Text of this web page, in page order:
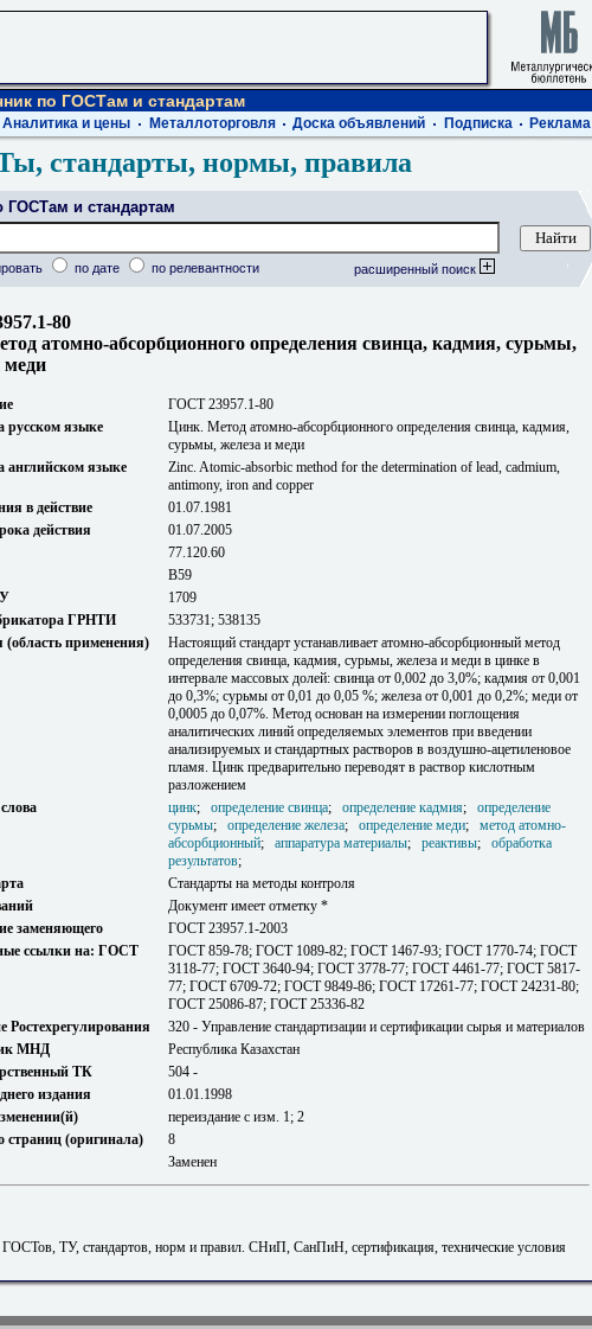
по ГОСТам и стандартам
Аналитика и цены Металлоторговля Доска объявлений Подписка Реклама
стандарты, нормы, правила
ГОСТам и стандартам
по дате по релевантности расширенный поиск
80
атомно-абсорбционного определения свинца, кадмия, сурьмы,
меди
ГОСТ 23957.1-80
русском языке
Цинк. Метод атомно-абсорбционного определения свинца, кадмия,
сурьмы, железа и меди
английском языке
Zinc. Atomic-absorbic method for the determination of lead, cadmium,
antimony, iron and copper
в действие
01.07.1981
действия
01.07.2005
77.120.60
В59
1709
ГРНТИ
533731; 538135
применения)
Настоящий стандарт устанавливает атомно-абсорбционный метод
определения свинца, кадмия, сурьмы, железа и меди в цинке в
интервале массовых долей: свинца от 0,002 до 3,0%; кадмия от 0,001
до 0,3%; сурьмы от 0,01 до 0,05 %; железа от 0,001 до 0,2%; меди от
0,0005 до 0,07%. Метод основан на измерении поглощения
аналитических линий определяемых элементов при введении
анализируемых и стандартных растворов в воздушно-ацетиленовое
пламя. Цинк предварительно переводят в раствор кислотным
разложением
цинк; определение свинца; определение кадмия; определение
сурьмы; определение железа; определение меди; метод атомно-
абсорбционный; аппаратура материалы; реактивы; обработка
результатов;
Стандарты на методы контроля
Документ имеет отметку *
заменяющего
ГОСТ 23957.1-2003
ссылки на: ГОСТ
ГОСТ 859-78; ГОСТ 1089-82; ГОСТ 1467-93; ГОСТ 1770-74; ГОСТ
3118-77; ГОСТ 3640-94; ГОСТ 3778-77; ГОСТ 4461-77; ГОСТ 5817-
77; ГОСТ 6709-72; ГОСТ 9849-86; ГОСТ 17261-77; ГОСТ 24231-80;
ГОСТ 25086-87; ГОСТ 25336-82
Ростехрегулирования
320 - Управление стандартизации и сертификации сырья и материалов
МНД
Республика Казахстан
ТК
504 -
издания
01.01.1998
переиздание с изм. 1; 2
страниц (оригинала)
8
Заменен
ТУ, стандартов, норм и правил. СНиП, СанПиН, сертификация, технические условия